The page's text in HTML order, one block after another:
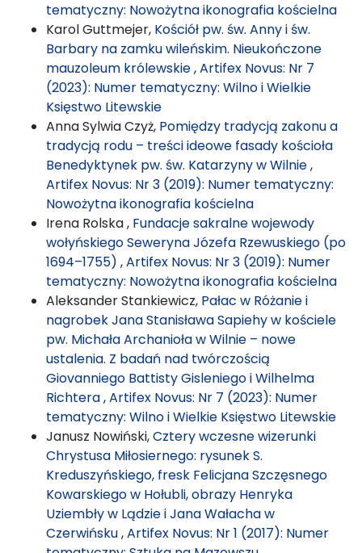
tematyczny: Nowożytna ikonografia kościelna
Karol Guttmejer, Kościół pw. św. Anny i św.
Barbary na zamku wileńskim. Nieukończone
mauzoleum królewskie,Artifex Novus: Nr 7
(2023): Numer tematyczny: Wilno i Wielkie
Księstwo Litewskie
Anna Sylwia Czyż, Pomiędzy tradycją zakonu a
tradycją rodu – treści ideowe fasady kościoła
Benedyktynek pw. św. Katarzyny w Wilnie,
Artifex Novus: Nr 3 (2019): Numer tematyczny:
Nowożytna ikonografia kościelna
Irena Rolska , Fundacje sakralne wojewody
wołyńskiego Seweryna Józefa Rzewuskiego (po
1694–1755) ,Artifex Novus: Nr 3 (2019): Numer
tematyczny: Nowożytna ikonografia kościelna
Aleksander Stankiewicz, Pałac w Różanie i
nagrobek Jana Stanisława Sapiehy w kościele
pw. Michała Archanioła w Wilnie – nowe
ustalenia. Z badań nad twórczością
Giovanniego Battisty Gisleniego i Wilhelma
Richtera,Artifex Novus: Nr 7 (2023): Numer
tematyczny: Wilno i Wielkie Księstwo Litewskie
Janusz Nowiński,Cztery wczesne wizerunki
Chrystusa Miłosiernego: rysunek S.
Kreduszyńskiego, fresk Felicjana Szczęsnego
Kowarskiego w Hołubli, obrazy Henryka
Uziembły w Lądzie i Jana Wałacha w
Czerwińsku,Artifex Novus: Nr 1 (2017): Numer